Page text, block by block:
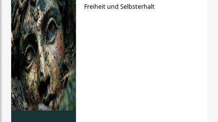
Freiheit und Selbsterhalt